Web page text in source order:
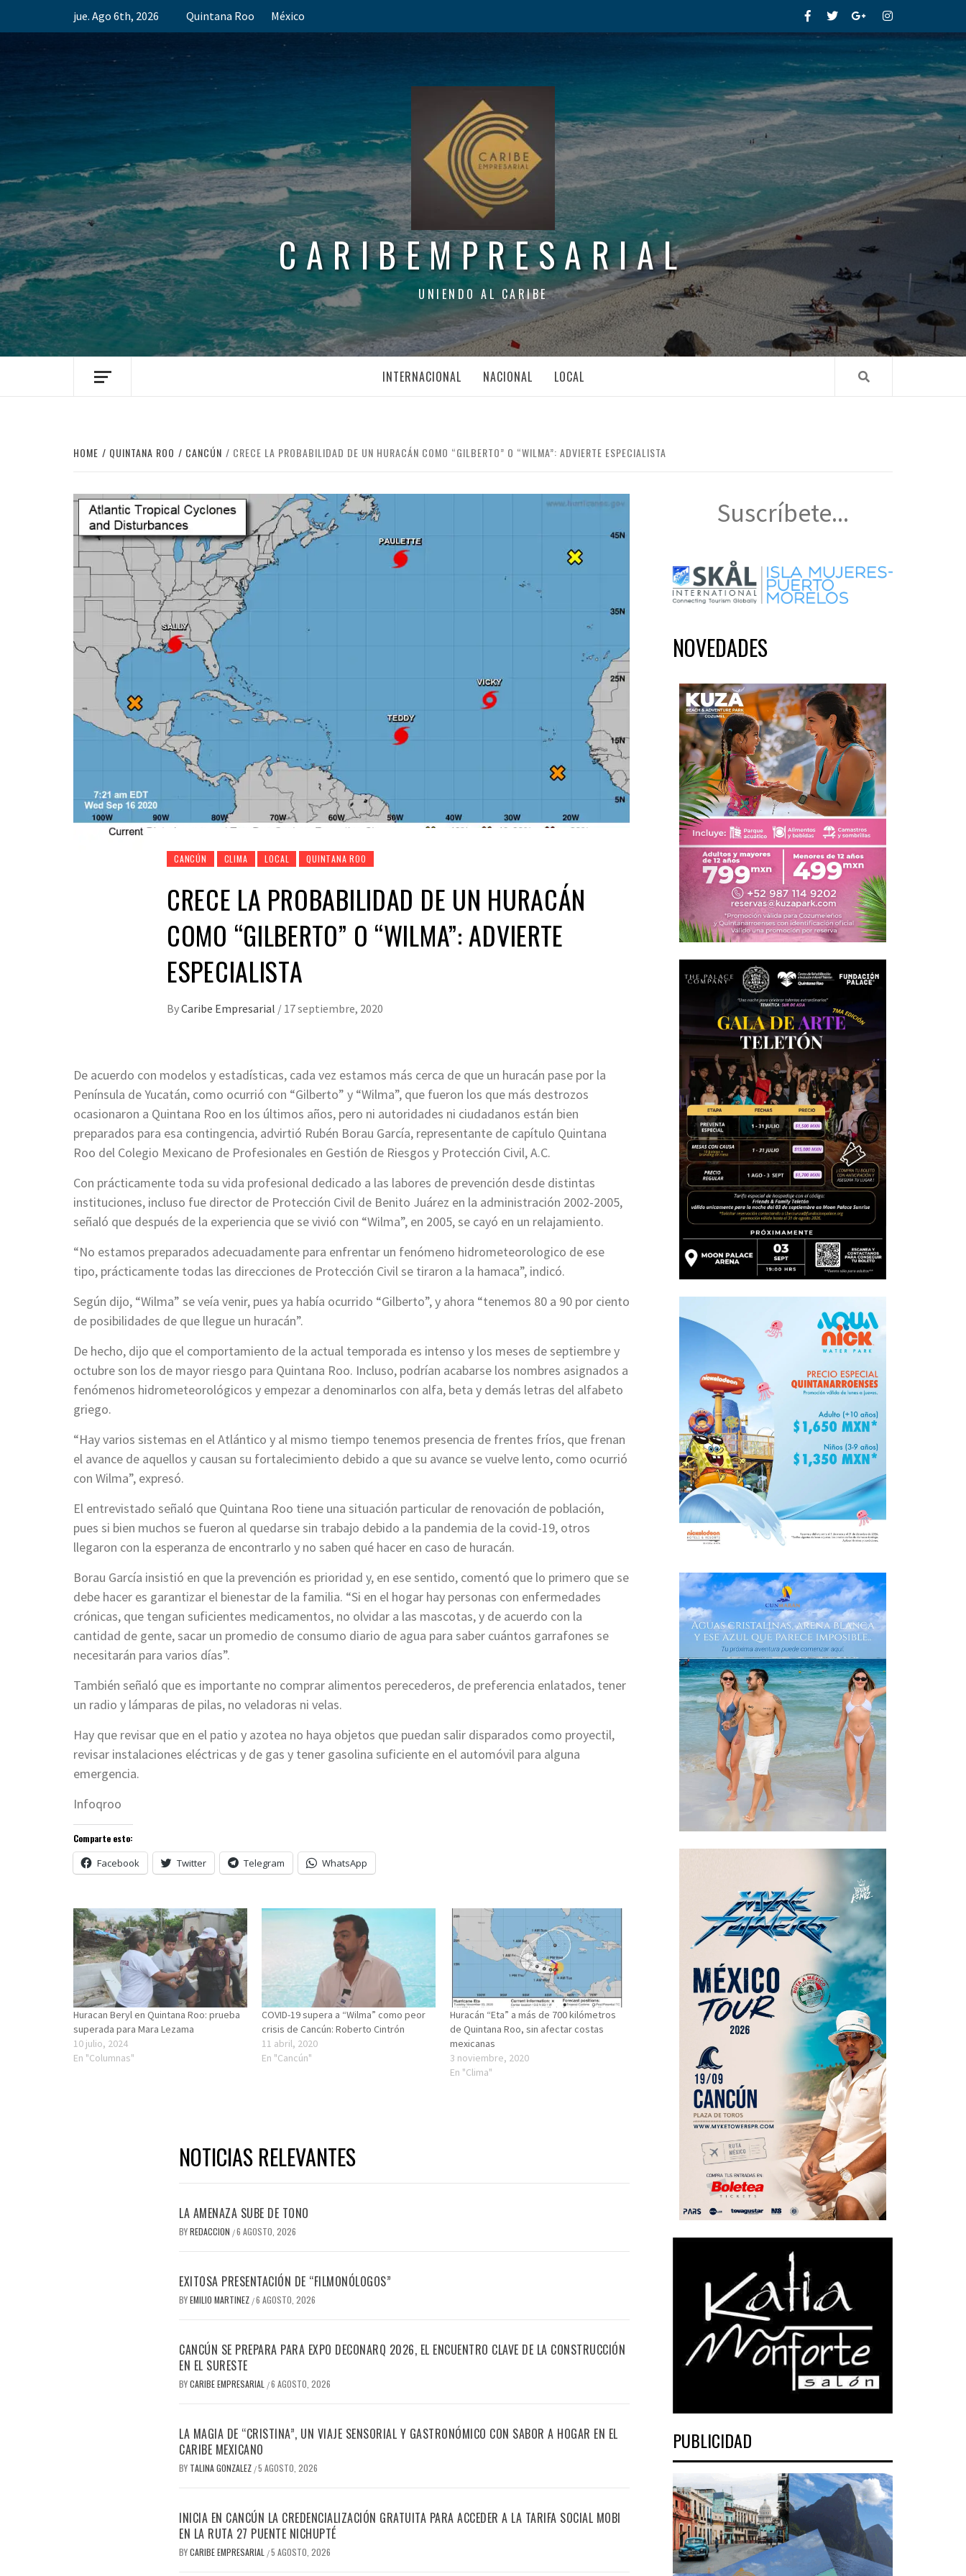
jue. Ago 6th, 2026 Quintana Roo México FacebookTwitterGoogle+Instagram
CARIBEMPRESARIAL
UNIENDO AL CARIBE
INTERNACIONAL NACIONAL LOCAL
HOME QUINTANA ROO CANCÚN CRECE LA PROBABILIDAD DE UN HURACÁN COMO “GILBERTO” O “WILMA”: ADVIERTE ESPECIALISTA
CANCÚN CLIMA LOCAL QUINTANA ROO
CRECE LA PROBABILIDAD DE UN HURACÁN
COMO “GILBERTO” O “WILMA”: ADVIERTE
ESPECIALISTA
ByCaribe Empresarial / 17 septiembre, 2020
De acuerdo con modelos y estadísticas, cada vez estamos más cerca de que un huracán pase por la
Península de Yucatán, como ocurrió con “Gilberto” y “Wilma”, que fueron los que más destrozos
ocasionaron a Quintana Roo en los últimos años, pero ni autoridades ni ciudadanos están bien
preparados para esa contingencia, advirtió Rubén Borau García, representante de capítulo Quintana
Roo del Colegio Mexicano de Profesionales en Gestión de Riesgos y Protección Civil, A.C.
Con prácticamente toda su vida profesional dedicado a las labores de prevención desde distintas
instituciones, incluso fue director de Protección Civil de Benito Juárez en la administración 2002-2005,
señaló que después de la experiencia que se vivió con “Wilma”, en 2005, se cayó en un relajamiento.
“No estamos preparados adecuadamente para enfrentar un fenómeno hidrometeorologico de ese
tipo, prácticamente todas las direcciones de Protección Civil se tiraron a la hamaca”, indicó.
Según dijo, “Wilma” se veía venir, pues ya había ocurrido “Gilberto”, y ahora “tenemos 80 a 90 por ciento
de posibilidades de que llegue un huracán”.
De hecho, dijo que el comportamiento de la actual temporada es intenso y los meses de septiembre y
octubre son los de mayor riesgo para Quintana Roo. Incluso, podrían acabarse los nombres asignados a
fenómenos hidrometeorológicos y empezar a denominarlos con alfa, beta y demás letras del alfabeto
griego.
“Hay varios sistemas en el Atlántico y al mismo tiempo tenemos presencia de frentes fríos, que frenan
el avance de aquellos y causan su fortalecimiento debido a que su avance se vuelve lento, como ocurrió
con Wilma”, expresó.
El entrevistado señaló que Quintana Roo tiene una situación particular de renovación de población,
pues si bien muchos se fueron al quedarse sin trabajo debido a la pandemia de la covid-19, otros
llegaron con la esperanza de encontrarlo y no saben qué hacer en caso de huracán.
Borau García insistió en que la prevención es prioridad y, en ese sentido, comentó que lo primero que se
debe hacer es garantizar el bienestar de la familia. “Si en el hogar hay personas con enfermedades
crónicas, que tengan suficientes medicamentos, no olvidar a las mascotas, y de acuerdo con la
cantidad de gente, sacar un promedio de consumo diario de agua para saber cuántos garrafones se
necesitarán para varios días”.
También señaló que es importante no comprar alimentos perecederos, de preferencia enlatados, tener
un radio y lámparas de pilas, no veladoras ni velas.
Hay que revisar que en el patio y azotea no haya objetos que puedan salir disparados como proyectil,
revisar instalaciones eléctricas y de gas y tener gasolina suficiente en el automóvil para alguna
emergencia.
Infoqroo
Comparte esto:
Facebook Twitter Telegram WhatsApp
Huracan Beryl en Quintana Roo: prueba
superada para Mara Lezama
10 julio, 2024
En "Columnas"
COVID-19 supera a “Wilma” como peor
crisis de Cancún: Roberto Cintrón
11 abril, 2020
En "Cancún"
Huracán “Eta” a más de 700 kilómetros
de Quintana Roo, sin afectar costas
mexicanas
3 noviembre, 2020
En "Clima"
NOTICIAS RELEVANTES
LA AMENAZA SUBE DE TONO
BYREDACCION /6 AGOSTO, 2026
EXITOSA PRESENTACIÓN DE “FILMONÓLOGOS”
BYEMILIO MARTINEZ /6 AGOSTO, 2026
CANCÚN SE PREPARA PARA EXPO DECONARQ 2026, EL ENCUENTRO CLAVE DE LA CONSTRUCCIÓN
EN EL SURESTE
BYCARIBE EMPRESARIAL /6 AGOSTO, 2026
LA MAGIA DE “CRISTINA”, UN VIAJE SENSORIAL Y GASTRONÓMICO CON SABOR A HOGAR EN EL
CARIBE MEXICANO
BY TALINA GONZALEZ /5 AGOSTO, 2026
INICIA EN CANCÚN LA CREDENCIALIZACIÓN GRATUITA PARA ACCEDER A LA TARIFA SOCIAL MOBI
EN LA RUTA 27 PUENTE NICHUPTÉ
BYCARIBE EMPRESARIAL /5 AGOSTO, 2026
Suscríbete...
NOVEDADES
PUBLICIDAD